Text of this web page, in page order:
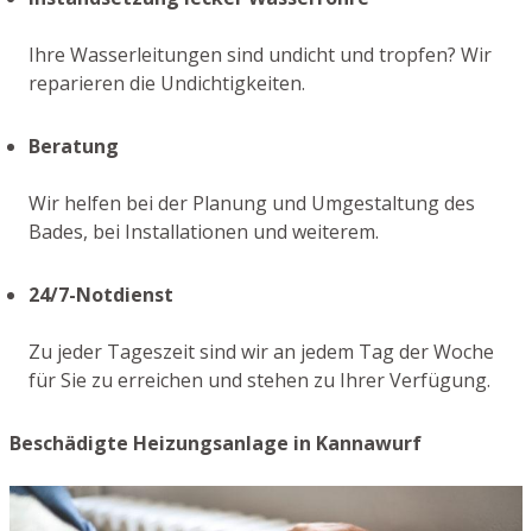
Ihre Wasserleitungen sind undicht und tropfen? Wir
reparieren die Undichtigkeiten.
Beratung
Wir helfen bei der Planung und Umgestaltung des
Bades, bei Installationen und weiterem.
24/7-Notdienst
Zu jeder Tageszeit sind wir an jedem Tag der Woche
für Sie zu erreichen und stehen zu Ihrer Verfügung.
Beschädigte Heizungsanlage in Kannawurf